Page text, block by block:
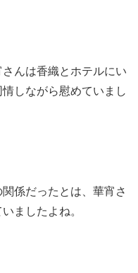
んは香織とホテルにい
しながら慰めていまし
係だったとは、華宵さ
ましたよね。